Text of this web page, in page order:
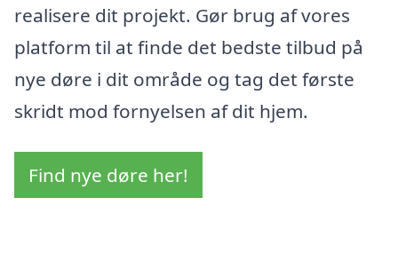
realisere dit projekt. Gør brug af vores
platform til at finde det bedste tilbud på
nye døre i dit område og tag det første
skridt mod fornyelsen af dit hjem.
Find nye døre her!